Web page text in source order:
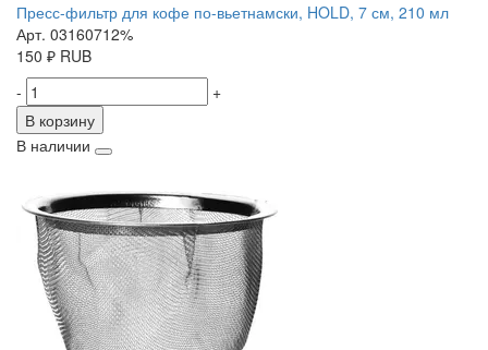
Пресс-фильтр для кофе по-вьетнамски, HOLD, 7 см, 210 мл
Арт. 03160712%
150 ₽ RUB
-
+
В корзину
В наличии